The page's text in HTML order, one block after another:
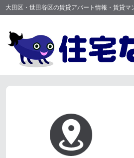
大田区・世田谷区の賃貸アパート情報・賃貸